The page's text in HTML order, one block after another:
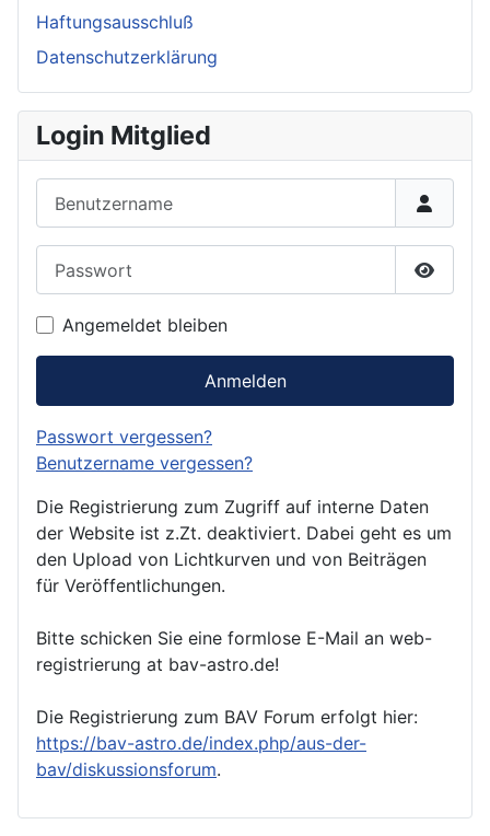
Haftungsausschluß
Datenschutzerklärung
Login Mitglied
Angemeldet bleiben
Anmelden
Passwort vergessen?
Benutzername vergessen?
Die Registrierung zum Zugriff auf interne Daten
der Website ist z.Zt. deaktiviert. Dabei geht es um
den Upload von Lichtkurven und von Beiträgen
für Veröffentlichungen.
Bitte schicken Sie eine formlose E-Mail an web-
registrierung at bav-astro.de!
Die Registrierung zum BAV Forum erfolgt hier:
https://bav-astro.de/index.php/aus-der-
bav/diskussionsforum.